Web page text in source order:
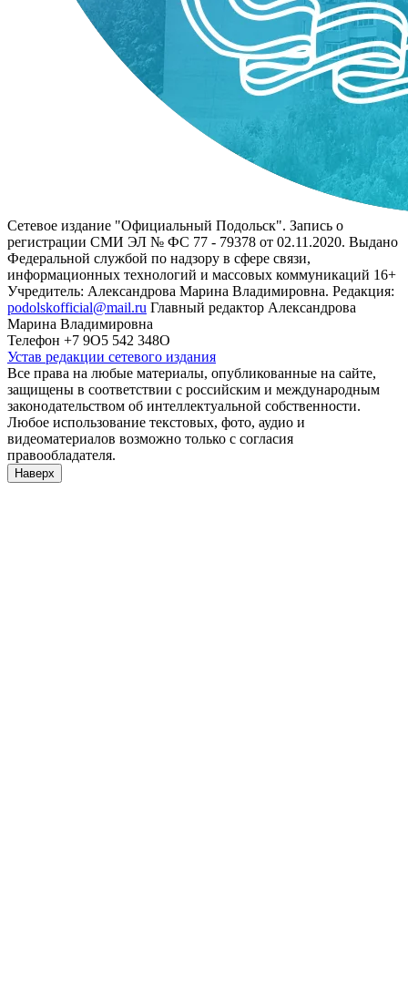
Сетевое издание "Официальный Подольск". Запись о
регистрации СМИ ЭЛ № ФС 77 - 79378 от 02.11.2020. Выдано
Федеральной службой по надзору в сфере связи,
информационных технологий и массовых коммуникаций 16+
Учредитель: Александрова Марина Владимировна. Редакция:
podolskofficial@mail.ru Главный редактор Александрова
Марина Владимировна
Телефон +7 9О5 542 348О
Устав редакции сетевого издания
Все права на любые материалы, опубликованные на сайте,
защищены в соответствии с российским и международным
законодательством об интеллектуальной собственности.
Любое использование текстовых, фото, аудио и
видеоматериалов возможно только с согласия
правообладателя.
Наверх